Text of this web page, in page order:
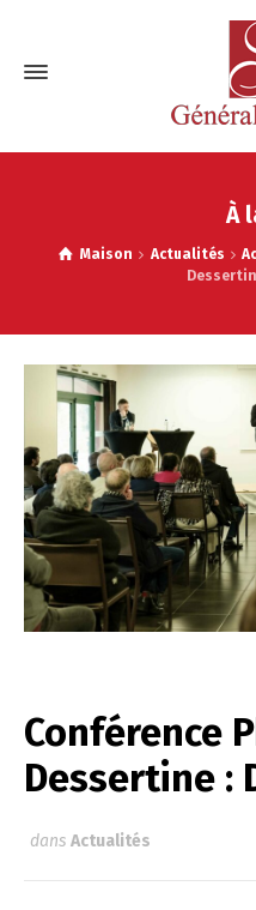
À
Maison Actualités
Conférence
Dessertine :
dans Actualités